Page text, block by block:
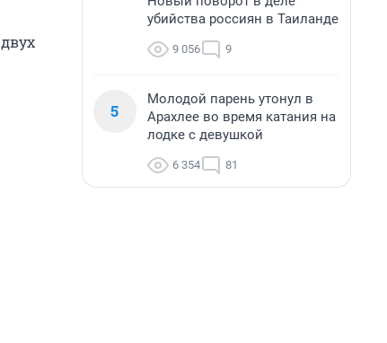
убийства россиян в Таиланде
9 056 9
5
Молодой парень утонул в
Арахлее во время катания на
лодке с девушкой
6 354 81